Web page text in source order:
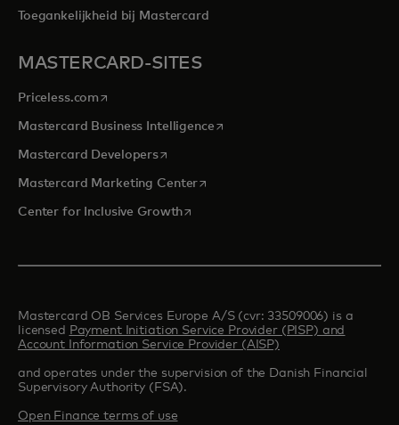
Toegankelijkheid bij Mastercard
MASTERCARD-SITES
Priceless.com opens in a new tab
Mastercard Business Intelligenceopens in a new tab
Mastercard Developersopens in a new tab
Mastercard Marketing Centeropens in a new tab
Center for Inclusive Growthopens in a new tab
Mastercard OB Services Europe A/S (cvr: 33509006) is a
licensed Payment Initiation Service Provider (PISP) and
Account Information Service Provider (AISP)
and operates under the supervision of the Danish Financial
Supervisory Authority (FSA).
Open Finance terms of use